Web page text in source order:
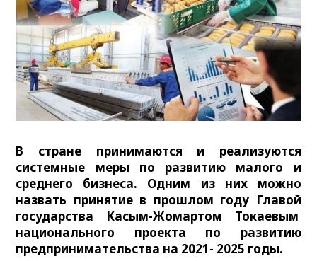
В стране принимаются и реализуются
системные меры по развитию малого и
среднего бизнеса. Одним из них можно
назвать принятие в прошлом году Главой
государства Касым-Жомартом Токаевым
национального проекта по развитию
предпринимательства на 2021- 2025 годы.